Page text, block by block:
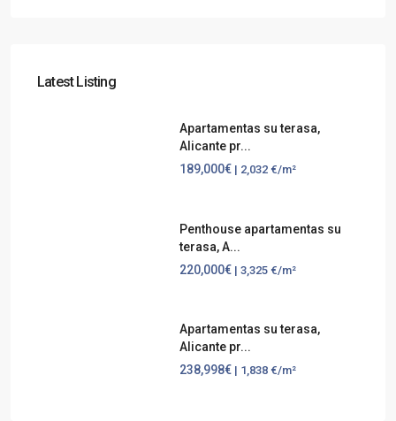
Latest Listing
Apartamentas su terasa,
Alicante pr...
189,000€ | 2,032 €/m²
Penthouse apartamentas su
terasa, A...
220,000€ | 3,325 €/m²
Apartamentas su terasa,
Alicante pr...
238,998€ | 1,838 €/m²